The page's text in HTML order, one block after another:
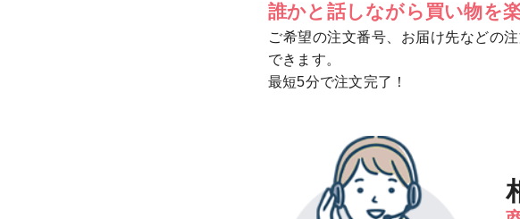
誰かと話しながら 買い物を
ご希望の注文番号、お届け先などの
できます。
最短5分で注文完了！